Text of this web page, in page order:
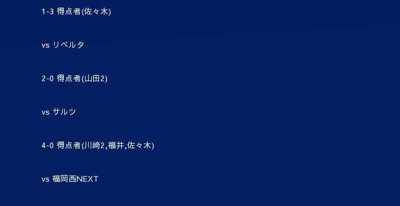
1-3 得点者(佐々木)
vs リベルタ
2-0 得点者(山田2)
vs サルツ
4-0 得点者(川﨑2,福井,佐々木)
vs 福岡西NEXT